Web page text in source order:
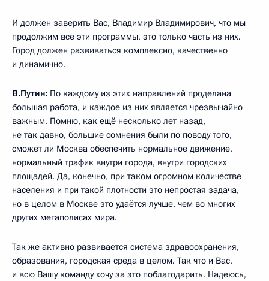
И должен заверить Вас, Владимир Владимирович, что мы
продолжим все эти программы, это только часть из них.
Город должен развиваться комплексно, качественно
и динамично.
В.Путин: По каждому из этих направлений проделана
большая работа, и каждое из них является чрезвычайно
важным. Помню, как ещё несколько лет назад,
не так давно, большие сомнения были по поводу того,
сможет ли Москва обеспечить нормальное движение,
нормальный трафик внутри города, внутри городских
площадей. Да, конечно, при таком огромном количестве
населения и при такой плотности это непростая задача,
но в целом в Москве это удаётся лучше, чем во многих
других мегаполисах мира.
Так же активно развивается система здравоохранения,
образования, городская среда в целом. Так что и Вас,
и всю Вашу команду хочу за это поблагодарить. Надеюсь,